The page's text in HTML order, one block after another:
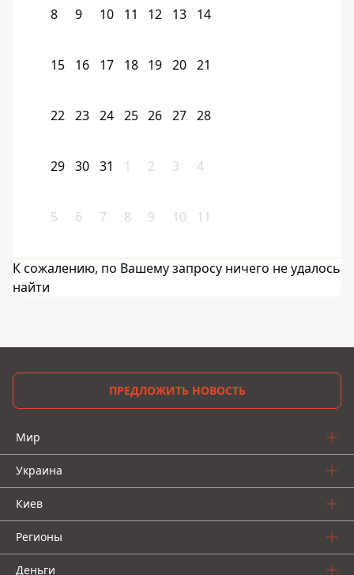
8 9 10 11 12 13 14
15 16 17 18 19 20 21
22 23 24 25 26 27 28
29 30 31 1 2 3 4
5 6 7 8 9 10 11
К сожалению, по Вашему запросу ничего не удалось
найти
ПРЕДЛОЖИТЬ НОВОСТЬ
Мир
Украина
Киев
Регионы
Деньги